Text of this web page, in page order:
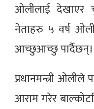
ओलीलाई देखाएर
नेताहरु ५ वर्ष
आच्छुआच्छु पार्दैछन्।
प्रधानमन्त्री ओलीले
आराम गरेर